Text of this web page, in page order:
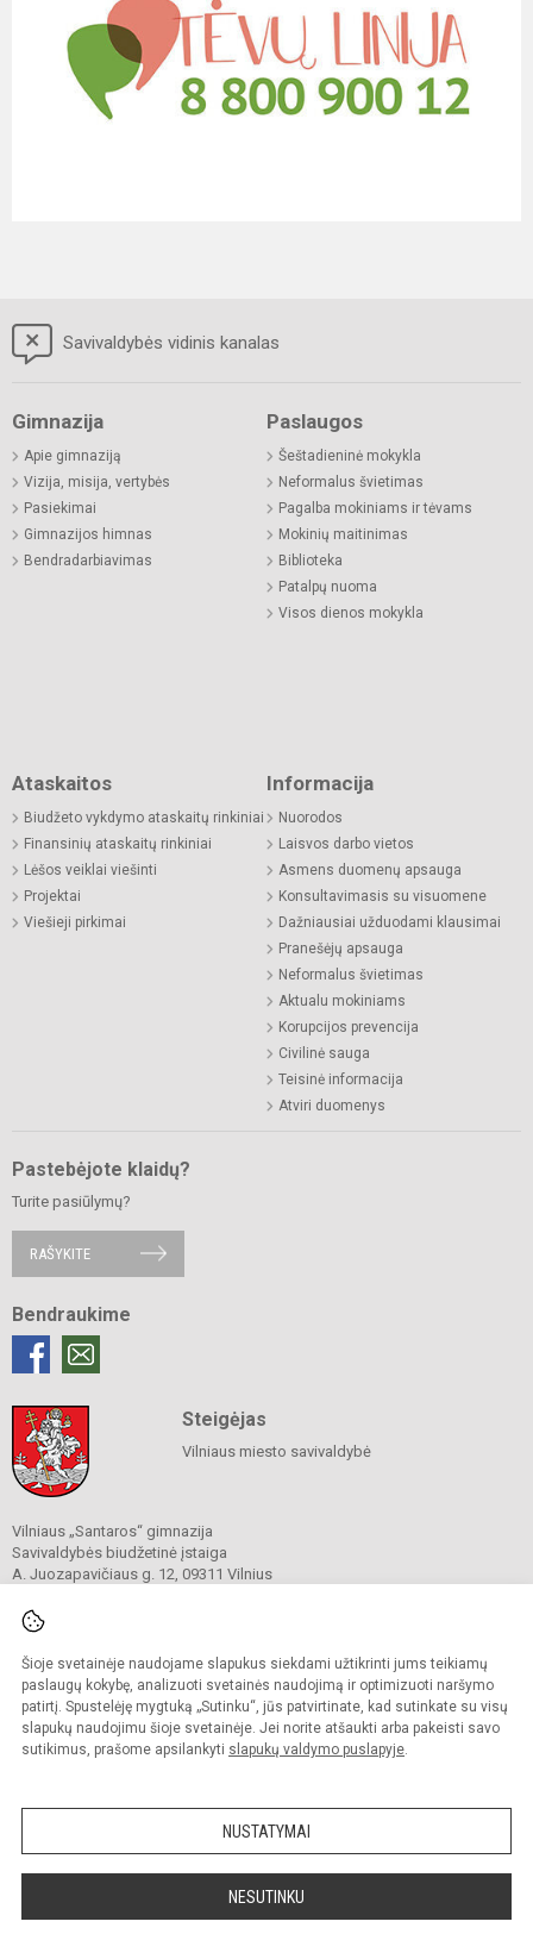
Šioje svetainėje naudojame slapukus siekdami užtikrinti jums teikiamų
paslaugų kokybę, analizuoti svetainės naudojimą ir optimizuoti naršymo
patirtį. Spustelėję mygtuką „Sutinku“, jūs patvirtinate, kad sutinkate su visų
slapukų naudojimu šioje svetainėje. Jei norite atšaukti arba pakeisti savo
sutikimus, prašome apsilankyti slapukų valdymo puslapyje.
NUSTATYMAI
NESUTINKU
Savivaldybės vidinis kanalas
Gimnazija
Apie gimnaziją
Vizija, misija, vertybės
Pasiekimai
Gimnazijos himnas
Bendradarbiavimas
Paslaugos
Šeštadieninė mokykla
Neformalus švietimas
Pagalba mokiniams ir tėvams
Mokinių maitinimas
Biblioteka
Patalpų nuoma
Visos dienos mokykla
Ataskaitos
Biudžeto vykdymo ataskaitų rinkiniai
Finansinių ataskaitų rinkiniai
Lėšos veiklai viešinti
Projektai
Viešieji pirkimai
Informacija
Nuorodos
Laisvos darbo vietos
Asmens duomenų apsauga
Konsultavimasis su visuomene
Dažniausiai užduodami klausimai
Pranešėjų apsauga
Neformalus švietimas
Aktualu mokiniams
Korupcijos prevencija
Civilinė sauga
Teisinė informacija
Atviri duomenys
Pastebėjote klaidų?
Turite pasiūlymų?
RAŠYKITE
Bendraukime
Steigėjas
Vilniaus miesto savivaldybė
Vilniaus „Santaros“ gimnazija
Savivaldybės biudžetinė įstaiga
A. Juozapavičiaus g. 12, 09311 Vilnius
El. p.
Duomenys kaupiami ir saugomi
Juridinių asmenų registre
Įmonės kodas 304089960
Kopijuoti turinį be raštiško gimnazijos sutikimo griežtai draudžiama.
Prieinamumo paraiška Slapukų politika
Sumanus būdas atnaujinti